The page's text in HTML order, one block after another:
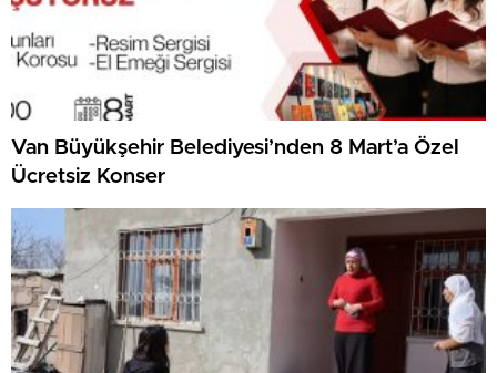
Van Büyükşehir Belediyesi’nden 8 Mart’a Özel
Ücretsiz Konser